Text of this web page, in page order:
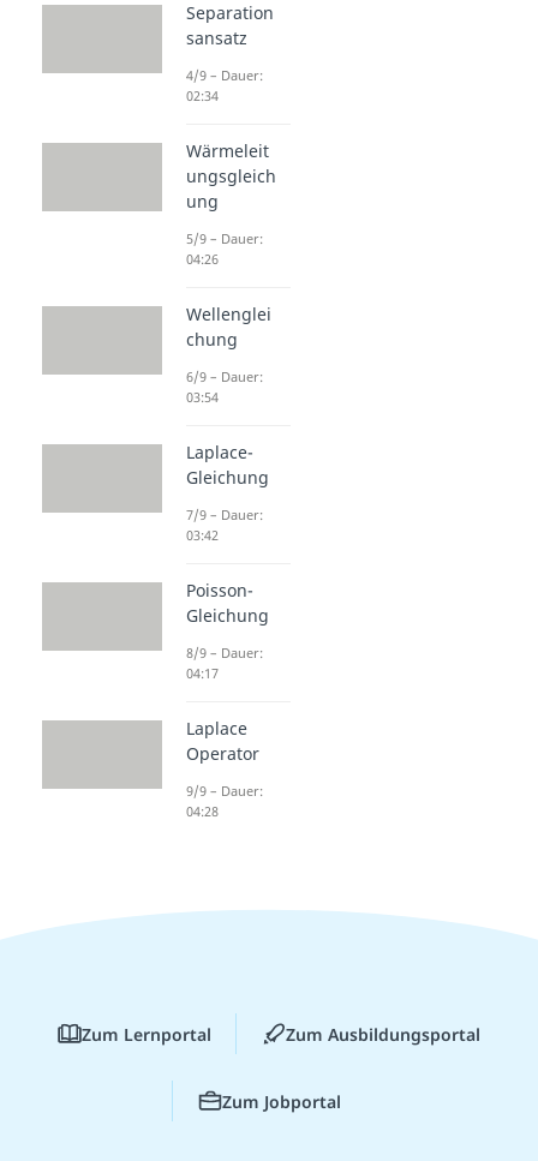
Separation
sansatz
4/9 – Dauer:
02:34
Wärmeleit
ungsgleich
ung
5/9 – Dauer:
04:26
Wellenglei
chung
6/9 – Dauer:
03:54
Laplace-
Gleichung
7/9 – Dauer:
03:42
Poisson-
Gleichung
8/9 – Dauer:
04:17
Laplace
Operator
9/9 – Dauer:
04:28
Zum Lernportal Zum Ausbildungsportal
Zum Jobportal